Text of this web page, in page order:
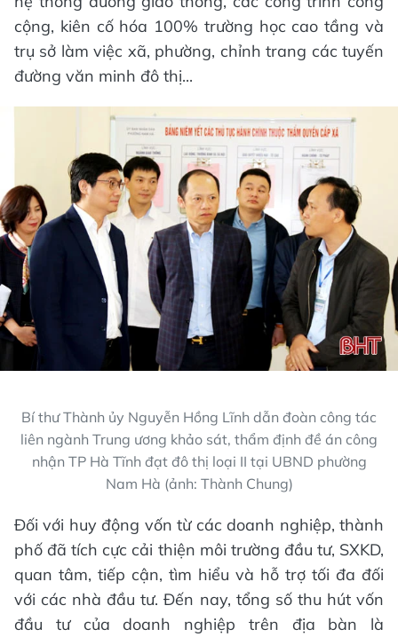
cộng, kiên cố hóa 100% trường học cao tầng và
trụ sở làm việc xã, phường, chỉnh trang các tuyến
đường văn minh đô thị...
Bí thư Thành ủy Nguyễn Hồng Lĩnh dẫn đoàn công tác
liên ngành Trung ương khảo sát, thẩm định đề án công
nhận TP Hà Tĩnh đạt đô thị loại II tại UBND phường
Nam Hà (ảnh: Thành Chung)
Đối với huy động vốn từ các doanh nghiệp, thành
phố đã tích cực cải thiện môi trường đầu tư, SXKD,
quan tâm, tiếp cận, tìm hiểu và hỗ trợ tối đa đối
với các nhà đầu tư. Đến nay, tổng số thu hút vốn
đầu tư của doanh nghiệp trên địa bàn là